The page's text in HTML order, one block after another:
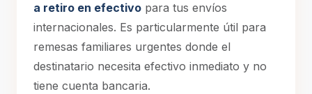
a retiro en efectivo para tus envíos
internacionales. Es particularmente útil para
remesas familiares urgentes donde el
destinatario necesita efectivo inmediato y no
tiene cuenta bancaria.